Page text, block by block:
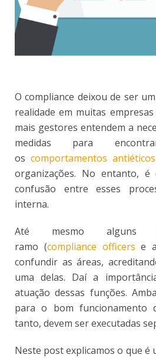
O compliance deixou de ser
realidade em muitas
mais gestores entendem a
medidas para
oscomportamentos antiéticos
organizações. No entanto, é
confusão entre esses
interna.
Até mesmo alguns
ramo (compliance officers e
confundir as áreas,
uma delas. Daí a
atuação dessas funções.
para o bom funcionamento
tanto, devem ser executadas
Neste post explicamos o que